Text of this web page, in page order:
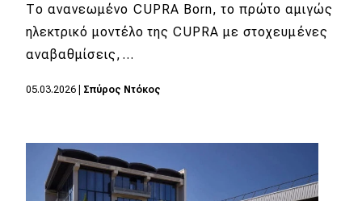
Ελλάδα
Κόσμος
Απόψεις
Το ανανεωμένο CUPRA Born, το πρώτο αμιγώς
ηλεκτρικό μοντέλο της CUPRA με στοχευμένες
αναβαθμίσεις,…
05.03.2026 Σπύρος Ντόκος